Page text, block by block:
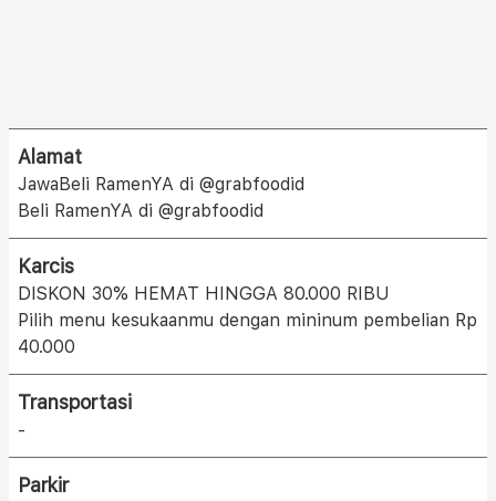
Alamat
JawaBeli RamenYA di @grabfoodid
Beli RamenYA di @grabfoodid
Karcis
DISKON 30% HEMAT HINGGA 80.000 RIBU
Pilih menu kesukaanmu dengan mininum pembelian Rp
40.000
Transportasi
-
Parkir